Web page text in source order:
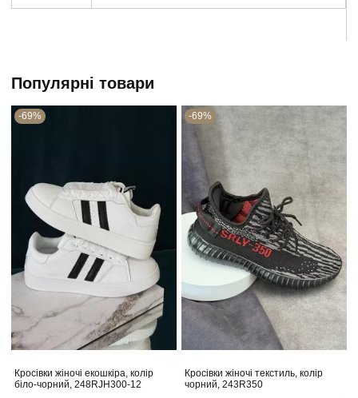
Популярні товари
-69%
Кросівки жіночі екошкіра, колір
біло-чорний, 248RJH300-12
-69%
Кросівки жіночі текстиль, колір
чорний, 243R350